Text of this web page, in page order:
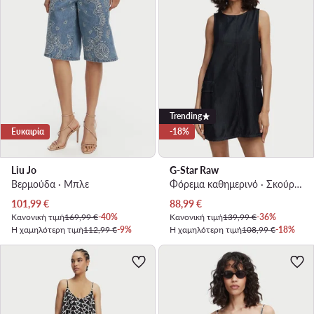
Ευκαιρία
Liu Jo
Βερμούδα · Μπλε
Τρέχουσα τιμή
101,99€
Κανονική τιμή169,99 €-40%
Η χαμηλότερη τιμή112,99 €-9%
Trending
-18%
G-Star Raw
Φόρεμα καθημερινό · Σκούρο μπλε · Mini
Τρέχουσα τιμή
88,99€
Κανονική τιμή139,99 €-36%
Η χαμηλότερη τιμή108,99 €-18%